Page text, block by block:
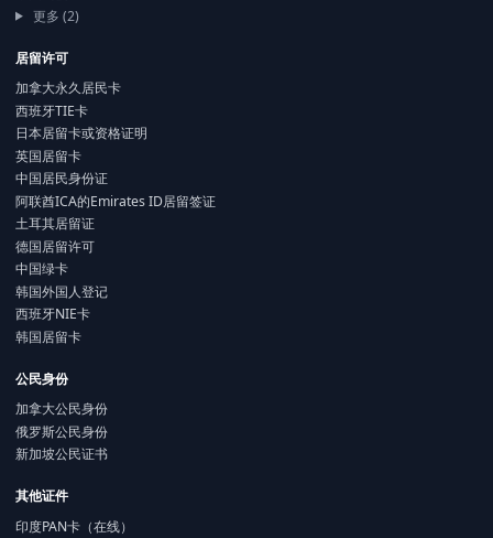
更多 (2)
居留许可
加拿大永久居民卡
西班牙TIE卡
日本居留卡或资格证明
英国居留卡
中国居民身份证
阿联酋ICA的Emirates ID居留签证
土耳其居留证
德国居留许可
中国绿卡
韩国外国人登记
西班牙NIE卡
韩国居留卡
公民身份
加拿大公民身份
俄罗斯公民身份
新加坡公民证书
其他证件
印度PAN卡（在线）